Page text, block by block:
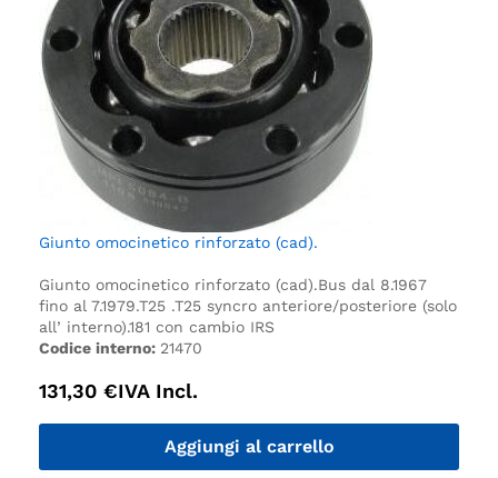
Giunto omocinetico rinforzato (cad).
Giunto omocinetico rinforzato (cad).Bus dal 8.1967
fino al 7.1979.T25 .T25 syncro anteriore/posteriore (solo
all’ interno).181 con cambio IRS
Codice interno: 21470
131,30 €IVA Incl.
Aggiungi al carrello